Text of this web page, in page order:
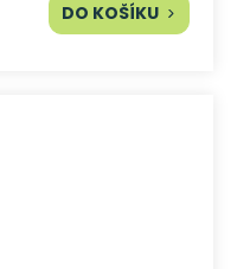
DO KOŠÍKU